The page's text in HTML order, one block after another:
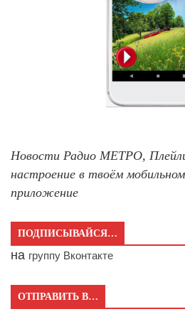
Новости Радио МЕТРО,
настроение в твоём
приложение
ПОДПИСЫВАЙСЯ…
на группу Вконтакте
ОТПРАВИТЬ В…